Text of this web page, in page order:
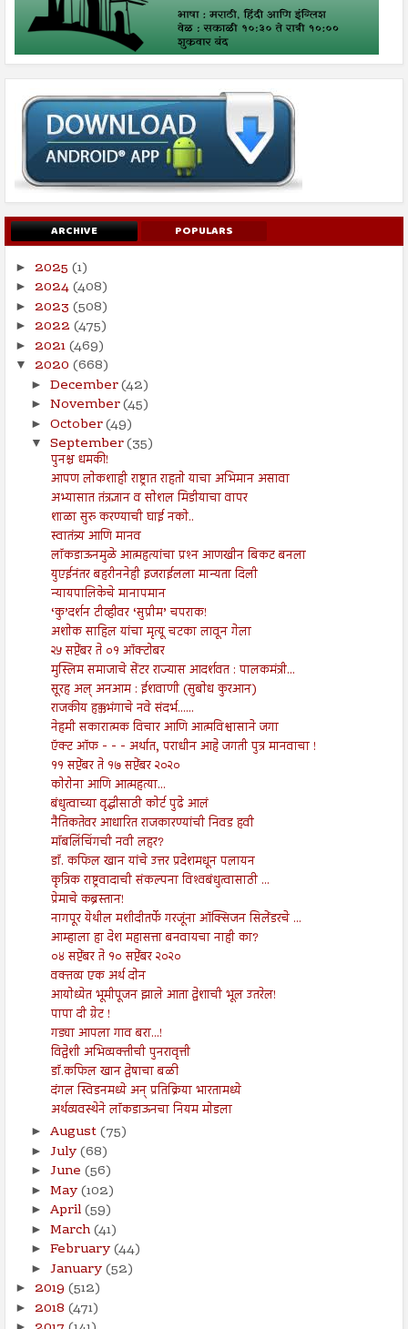
ARCHIVE POPULARS
► 2025 (1)
► 2024(408)
► 2023 (508)
► 2022 (475)
► 2021(469)
▼ 2020 (668)
► December(42)
► November(45)
► October(49)
▼ September(35)
पुनश्च धमकी!
आपण लोकशाही राष्ट्रात राहतो याचा अभिमान असावा
अभ्यासात तंत्रज्ञान व सोशल मिडीयाचा वापर
शाळा सुरु करण्याची घाई नको..
स्वातंत्र्य आणि मानव
लॉकडाऊनमुळे आत्महत्यांचा प्रश्‍न आणखीन बिकट बनला
युएईनंतर बहरीननेही इजराईलला मान्यता दिली
न्यायपालिकेचे मानापमान
‘कु’दर्शन टीव्हीवर ‘सुप्रीम’ चपराक!
अशोक साहिल यांचा मृत्यू चटका लावून गेला
२५ सप्टेंबर ते ०१ ऑक्टोबर
मुस्लिम समाजाचे सेंटर राज्यास आदर्शवत : पालकमंत्री...
सूरह अल् अनआम : ईशवाणी (सुबोध कुरआन)
राजकीय हक्कभंगाचे नवे संदर्भ......
नेहमी सकारात्मक विचार आणि आत्मविश्वासाने जगा
ऍक्ट ऑफ - - - अर्थात, पराधीन आहे जगती पुत्र मानवाचा !
११ सप्टेंबर ते १७ सप्टेंबर २०२०
कोरोना आणि आत्महत्या...
बंधुत्वाच्या वृद्धीसाठी कोर्ट पुढे आलं
नैतिकतेवर आधारित राजकारण्यांची निवड हवी
मॉबलिंचिंगची नवी लहर?
डॉ. कफिल खान यांचे उत्तर प्रदेशमधून पलायन
कृत्रिक राष्ट्रवादाची संकल्पना विश्‍वबंधुत्वासाठी ...
प्रेमाचे कब्रस्तान!
नागपूर येथील मशीदीतर्फे गरजूंना ऑक्सिजन सिलेंडरचे ...
आम्हाला हा देश महासत्ता बनवायचा नाही का?
०४ सप्टेंबर ते १० सप्टेंबर २०२०
वक्तव्य एक अर्थ दोन
आयोध्येत भूमीपूजन झाले आता द्वेशाची भूल उतरेल!
पापा दी ग्रेट !
गड्या आपला गाव बरा...!
विद्वेशी अभिव्यक्तीची पुनरावृत्ती
डॉ.कफिल खान द्वेषाचा बळी
दंगल स्विडनमध्ये अन् प्रतिक्रिया भारतामध्ये
अर्थव्यवस्थेने लॉकडाऊनचा नियम मोडला
► August(75)
► July(68)
► June (56)
► May(102)
► April(59)
► March(41)
► February(44)
► January(52)
► 2019 (512)
► 2018 (471)